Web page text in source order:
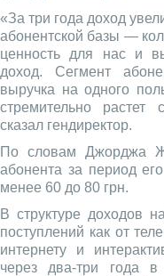
«За три года доход
абонентской базы —
ценность для нас и
доход. Сегмент
выручка на одного
стремительно
сказал гендиректор.
По словам Джорджа
абонента за период
менее 60 до 80 грн.
В структуре доходов
поступлений как от
интернету и
через два-три года в